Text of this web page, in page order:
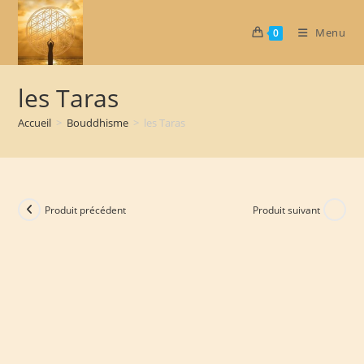
Skip
content
0 Menu
les Taras
Accueil > Bouddhisme > les Taras
Produit précédent Produit suivant